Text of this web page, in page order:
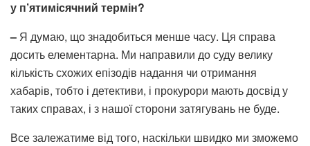
у п’ятимісячний термін?
– Я думаю, що знадобиться менше часу. Ця справа
досить елементарна. Ми направили до суду велику
кількість схожих епізодів надання чи отримання
хабарів, тобто і детективи, і прокурори мають досвід у
таких справах, і з нашої сторони затягувань не буде.
Все залежатиме від того, наскільки швидко ми зможемо